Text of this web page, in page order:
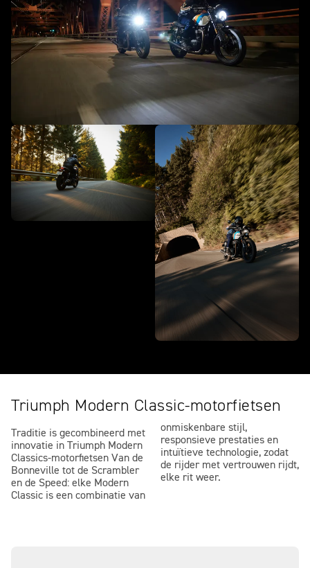
Triumph Modern Classic-motorfietsen
Traditie is gecombineerd met
innovatie in Triumph Modern
Classics-motorfietsen Van de
Bonneville tot de Scrambler
en de Speed: elke Modern
Classic is een combinatie van
onmiskenbare stijl,
responsieve prestaties en
intuïtieve technologie, zodat
de rijder met vertrouwen rijdt,
elke rit weer.